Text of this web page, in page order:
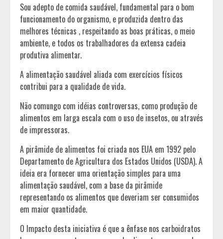
Sou adepto de comida saudável, fundamental para o bom
funcionamento do organismo, e produzida dentro das
melhores técnicas , respeitando as boas práticas, o meio
ambiente, e todos os trabalhadores da extensa cadeia
produtiva alimentar.
A alimentação saudável aliada com exercícios físicos
contribui para a qualidade de vida.
Não comungo com idéias controversas, como produção de
alimentos em larga escala com o uso de insetos, ou através
de impressoras.
A pirâmide de alimentos foi criada nos EUA em 1992 pelo
Departamento de Agricultura dos Estados Unidos (USDA). A
ideia era fornecer uma orientação simples para uma
alimentação saudável, com a base da pirâmide
representando os alimentos que deveriam ser consumidos
em maior quantidade.
O Impacto desta iniciativa é que a ênfase nos carboidratos